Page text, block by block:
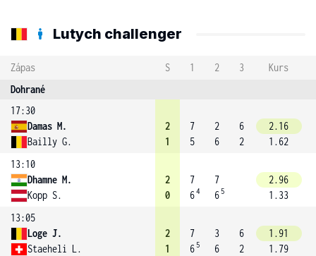
Lutych challenger
Zápas S 1 2 3
Kurs
Dohrané
17:30
Damas M.
Bailly G.
2
1
7
5
2
6
6
2
2.16
1.62
13:10
Dhamne M.
Kopp S.
2
0
7
64
7
6 5
2.96
1.33
13:05
Loge J.
Staeheli L.
2
1
7
6 5
3
6
6
2
1.91
1.79